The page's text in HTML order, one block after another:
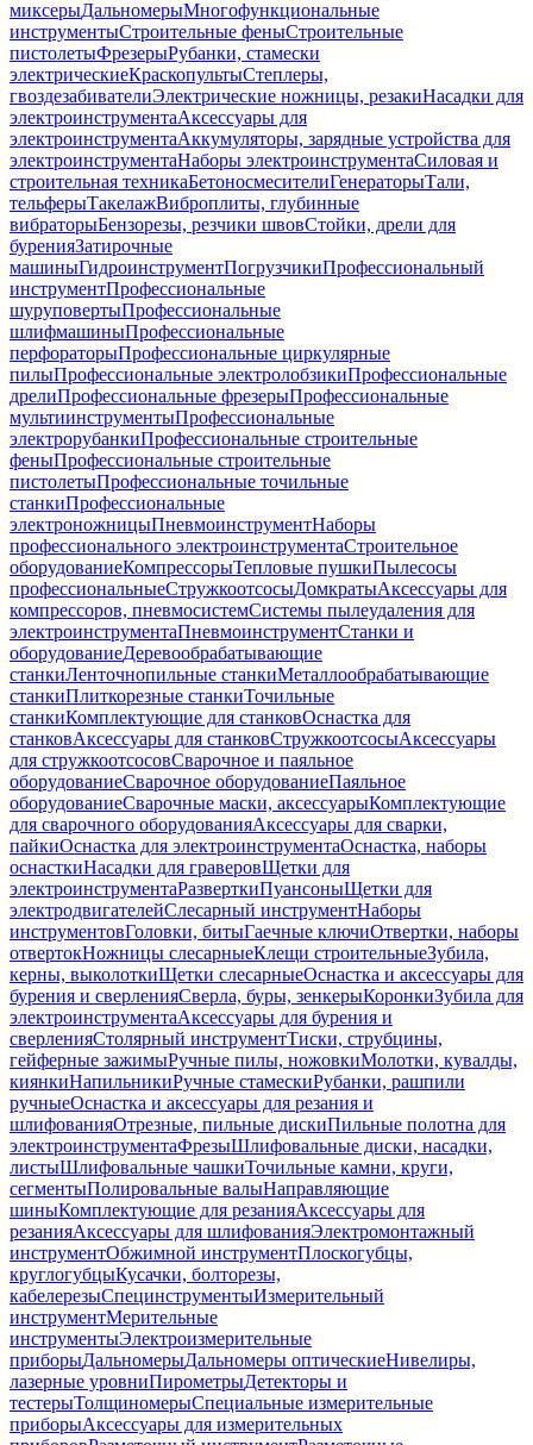
миксерыДальномерыМногофункциональные
инструментыСтроительные феныСтроительные
пистолетыФрезерыРубанки, стамески
электрическиеКраскопультыСтеплеры,
гвоздезабивателиЭлектрические ножницы, резакиНасадки для
электроинструментаАксессуары для
электроинструментаАккумуляторы, зарядные устройства для
электроинструментаНаборы электроинструментаСиловая и
строительная техникаБетоносмесителиГенераторыТали,
тельферыТакелажВиброплиты, глубинные
вибраторыБензорезы, резчики швовСтойки, дрели для
буренияЗатирочные
машиныГидроинструментПогрузчикиПрофессиональный
инструментПрофессиональные
шуруповертыПрофессиональные
шлифмашиныПрофессиональные
перфораторыПрофессиональные циркулярные
пилыПрофессиональные электролобзикиПрофессиональные
дрелиПрофессиональные фрезерыПрофессиональные
мультиинструментыПрофессиональные
электрорубанкиПрофессиональные строительные
феныПрофессиональные строительные
пистолетыПрофессиональные точильные
станкиПрофессиональные
электроножницыПневмоинструментНаборы
профессионального электроинструментаСтроительное
оборудованиеКомпрессорыТепловые пушкиПылесосы
профессиональныеСтружкоотсосыДомкратыАксессуары для
компрессоров, пневмосистемСистемы пылеудаления для
электроинструментаПневмоинструментСтанки и
оборудованиеДеревообрабатывающие
станкиЛенточнопильные станкиМеталлообрабатывающие
станкиПлиткорезные станкиТочильные
станкиКомплектующие для станковОснастка для
станковАксессуары для станковСтружкоотсосыАксессуары
для стружкоотсосовСварочное и паяльное
оборудованиеСварочное оборудованиеПаяльное
оборудованиеСварочные маски, аксессуарыКомплектующие
для сварочного оборудованияАксессуары для сварки,
пайкиОснастка для электроинструментаОснастка, наборы
оснасткиНасадки для граверовЩетки для
электроинструментаРазверткиПуансоныЩетки для
электродвигателейСлесарный инструментНаборы
инструментовГоловки, битыГаечные ключиОтвертки, наборы
отвертокНожницы слесарныеКлещи строительныеЗубила,
керны, выколоткиЩетки слесарныеОснастка и аксессуары для
бурения и сверленияСверла, буры, зенкерыКоронкиЗубила для
электроинструментаАксессуары для бурения и
сверленияСтолярный инструментТиски, струбцины,
гейферные зажимыРучные пилы, ножовкиМолотки, кувалды,
киянкиНапильникиРучные стамескиРубанки, рашпили
ручныеОснастка и аксессуары для резания и
шлифованияОтрезные, пильные дискиПильные полотна для
электроинструментаФрезыШлифовальные диски, насадки,
листыШлифовальные чашкиТочильные камни, круги,
сегментыПолировальные валыНаправляющие
шиныКомплектующие для резанияАксессуары для
резанияАксессуары для шлифованияЭлектромонтажный
инструментОбжимной инструментПлоскогубцы,
круглогубцыКусачки, болторезы,
кабелерезыСпецинструментыИзмерительный
инструментМерительные
инструментыЭлектроизмерительные
приборыДальномерыДальномеры оптическиеНивелиры,
лазерные уровниПирометрыДетекторы и
тестерыТолщиномерыСпециальные измерительные
приборыАксессуары для измерительных